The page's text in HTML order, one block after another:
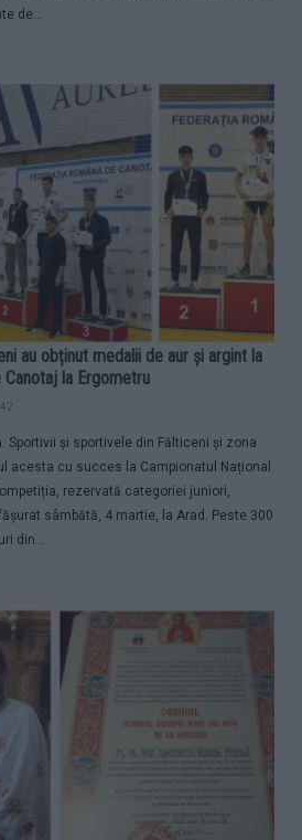
de...
au obținut medalii de aur și argint la
Canotaj la Ergometru
Sportivii și sportivele din Fălticeni și zona
acesta cu succes la Campionatul Național
rezervată categoriei juniori,
sâmbătă, 4 martie, la Arad. Peste 300
din...